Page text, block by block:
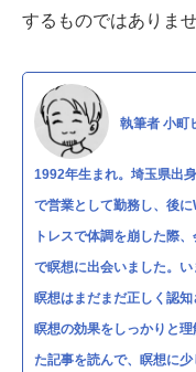
するものではありませ
執筆者 小町
1992年生まれ。埼玉県出
で営業として勤務し、後
トレスで体調を崩した際
で瞑想に出会いました。い
瞑想はまだまだ正しく認
瞑想の効果をしっかりと
た記事を読んで、瞑想に